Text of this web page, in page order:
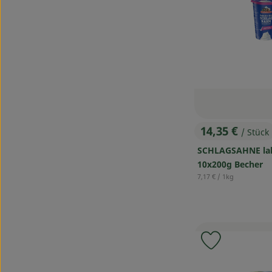
, Preis:
14,35 € / Stück
SCHLAGSAHNE
10x200g Becher
, Referenzpreis:
7,17 € / 1kg
Produkt